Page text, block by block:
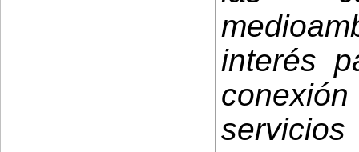
interés